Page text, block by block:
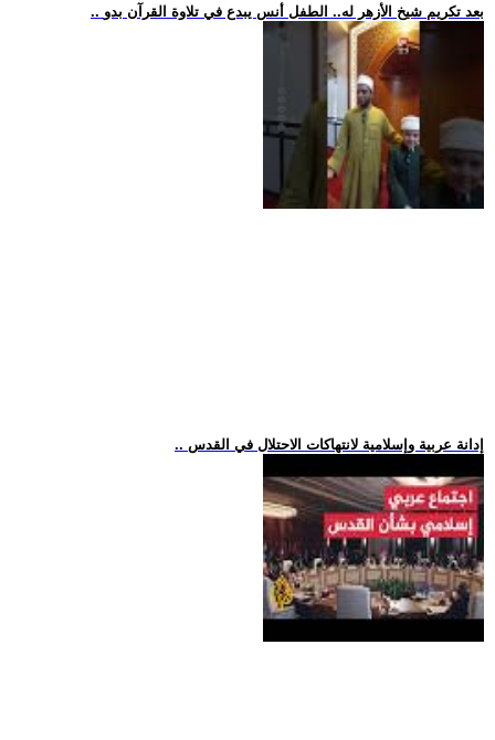
.. بعد تكريم شيخ الأزهر له.. الطفل أنس يبدع في تلاوة القرآن بدو
.. إدانة عربية وإسلامية لانتهاكات الاحتلال في القدس